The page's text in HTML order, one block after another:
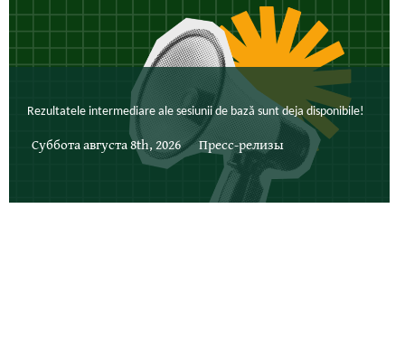
Rezultatele intermediare ale sesiunii de bază sunt deja disponibile!
Суббота августа 8th, 2026 Пресс-релизы